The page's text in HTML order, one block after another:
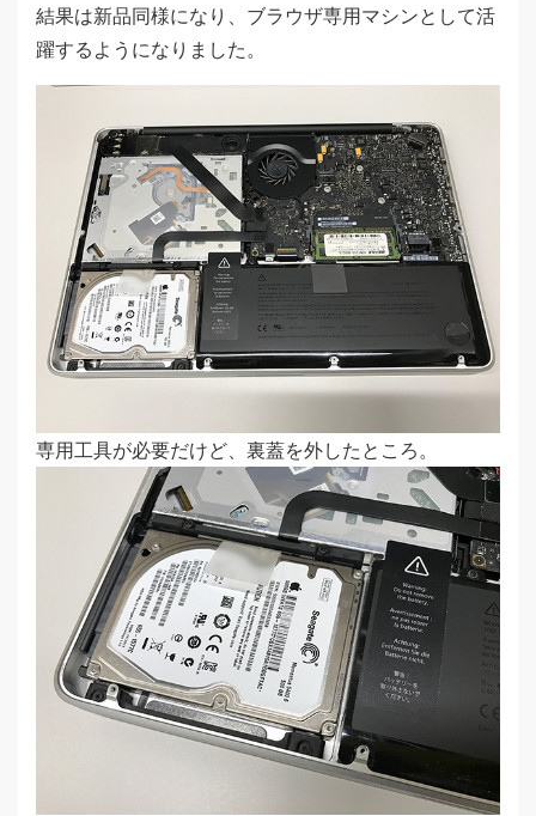
結果は新品同様になり、ブラウザ専用マシンとして活
躍するようになりました。
専用工具が必要だけど、裏蓋を外したところ。